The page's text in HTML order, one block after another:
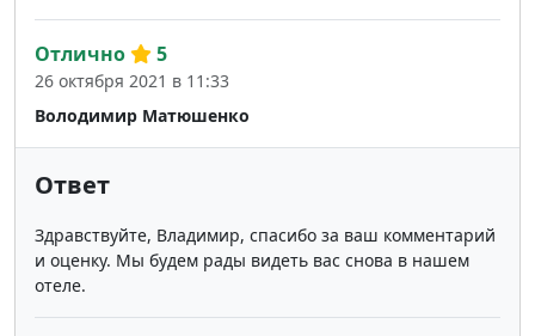
Володимир Матюшенко
Отлично 5
26 октября 2021 в 11:33
Ответ
Здравствуйте, Владимир, спасибо за ваш комментарий
и оценку. Мы будем рады видеть вас снова в нашем
отеле.